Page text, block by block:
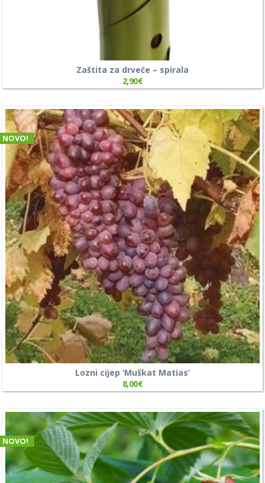
Zaštita za drveće – spirala
2,90€
NOVO!
Lozni cijep ‘Muškat Matias’
8,00€
NOVO!